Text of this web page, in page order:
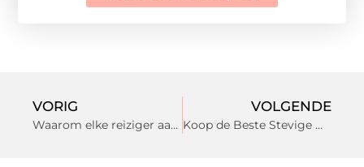
VORIG
Waarom elke reiziger aan boord een reddingsvest zou moeten dragen
VOLGENDE
Koop de Beste Stevige Draagzak voor uw Baby